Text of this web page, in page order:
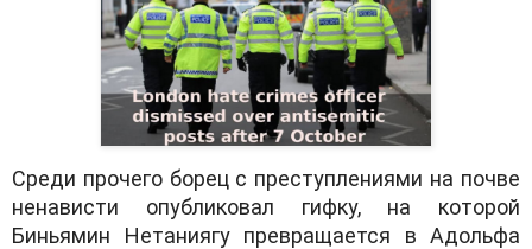
Среди прочего борец с преступлениями на почве
ненависти опубликовал гифку, на которой
Биньямин Нетаниягу превращается в Адольфа